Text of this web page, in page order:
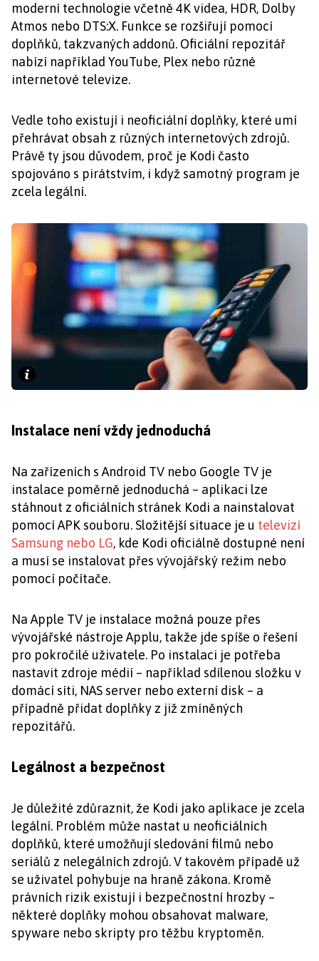
moderní technologie včetně 4K videa, HDR, Dolby
Atmos nebo DTS:X. Funkce se rozšiřují pomocí
doplňků, takzvaných addonů. Oficiální repozitář
nabízí například YouTube, Plex nebo různé
internetové televize.
Vedle toho existují i neoficiální doplňky, které umí
přehrávat obsah z různých internetových zdrojů.
Právě ty jsou důvodem, proč je Kodi často
spojováno s pirátstvím, i když samotný program je
zcela legální.
Instalace není vždy jednoduchá
Na zařízeních s Android TV nebo Google TV je
instalace poměrně jednoduchá – aplikaci lze
stáhnout z oficiálních stránek Kodi a nainstalovat
pomocí APK souboru. Složitější situace je u televizí
Samsung nebo LG, kde Kodi oficiálně dostupné není
a musí se instalovat přes vývojářský režim nebo
pomocí počítače.
Na Apple TV je instalace možná pouze přes
vývojářské nástroje Applu, takže jde spíše o řešení
pro pokročilé uživatele. Po instalaci je potřeba
nastavit zdroje médií – například sdílenou složku v
domácí síti, NAS server nebo externí disk – a
případně přidat doplňky z již zmíněných
repozitářů.
Legálnost a bezpečnost
Je důležité zdůraznit, že Kodi jako aplikace je zcela
legální. Problém může nastat u neoficiálních
doplňků, které umožňují sledování filmů nebo
seriálů z nelegálních zdrojů. V takovém případě už
se uživatel pohybuje na hraně zákona. Kromě
právních rizik existují i bezpečnostní hrozby –
některé doplňky mohou obsahovat malware,
spyware nebo skripty pro těžbu kryptoměn.